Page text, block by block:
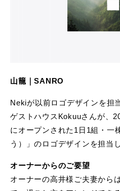
山籠｜SANRO
Nekiが以前ロゴデザインを担
ゲストハウスKokuuさんが、
にオープンされた1日1組・一
う）」のロゴデザインを担当
オーナーからのご要望
オーナーの高井様ご夫妻から